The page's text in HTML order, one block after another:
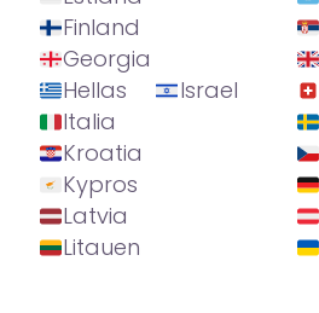
Finland
Georgia
Hellas
Israel
Italia
Kroatia
Kypros
Latvia
Litauen